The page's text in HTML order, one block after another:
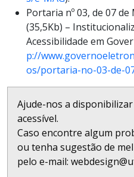
Portaria nº 03, de 07
(35,5Kb) –
Acessibilidade em
p://
os/portaria-no-03-de-
Ajude-nos a
acessível.
Caso encontre algum
ou tenha sugestão de
pelo e-mail: